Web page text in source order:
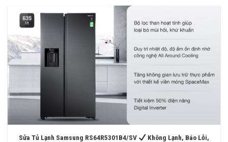
Sửa Tủ Lạnh Samsung RS64R5301B4/SV
Không Lạnh, Báo Lỗi,